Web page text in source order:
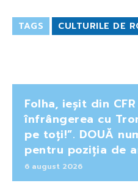
TAGS CULTURILE DE
Folha, ieșit din
înfrângerea cu
pe toți!”. DOUĂ
pentru poziția de
6 august 2026